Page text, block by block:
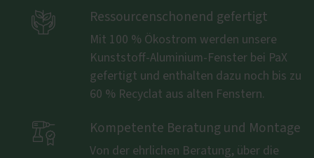
 Ressourcenschonend gefertigt
Mit 100 % Ökostrom werden unsere
Kunststoff-Aluminium-Fenster bei PaX
gefertigt und enthalten dazu noch bis zu
60 % Recyclat aus alten Fenstern.
 Kompetente Beratung und Montage
Von der ehrlichen Beratung, über die